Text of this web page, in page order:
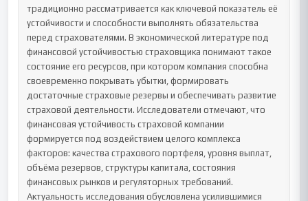
традиционно рассматривается как ключевой показатель её
устойчивости и способности выполнять обязательства
перед страхователями. В экономической литературе под
финансовой устойчивостью страховщика понимают такое
состояние его ресурсов, при котором компания способна
своевременно покрывать убытки, формировать
достаточные страховые резервы и обеспечивать развитие
страховой деятельности. Исследователи отмечают, что
финансовая устойчивость страховой компании
формируется под воздействием целого комплекса
факторов: качества страхового портфеля, уровня выплат,
объёма резервов, структуры капитала, состояния
финансовых рынков и регуляторных требований.
Актуальность исследования обусловлена усилившимися